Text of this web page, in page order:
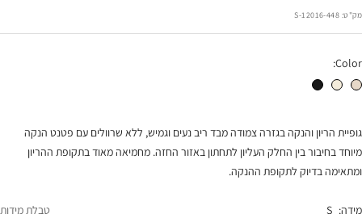
בהנחה
מק"ט: 12016-448-S
Color:
גופיית הריון והנקה מלינדה אבן פס שמנתגופיית הריון והנקה מלינדה שמנת פס שחורגופיית הריון והנקה מלינדה שחור פס שמנת
גופיית הריון והנקה בגזרה צמודה מבד ריב נעים וגמיש, ללא שרוולים עם פטנט הנקה
מיוחד בחיבור בין החלק העליון לתחתון באזור החזה. מחמיאה מאוד בתקופת ההריון
ומתאימה בדיוק לתקופת ההנקה.
מידה: S טבלת מידות